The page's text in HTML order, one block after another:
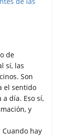
de
sí, las
Son
el sentido
día. Eso sí,
y
hay